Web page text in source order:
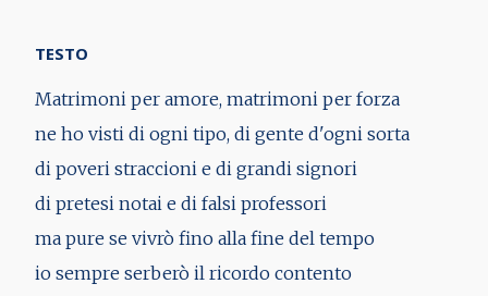
TESTO
Matrimoni per amore, matrimoni per forza
ne ho visti di ogni tipo, di gente d'ogni sorta
di poveri straccioni e di grandi signori
di pretesi notai e di falsi professori
ma pure se vivrò fino alla fine del tempo
io sempre serberò il ricordo contento